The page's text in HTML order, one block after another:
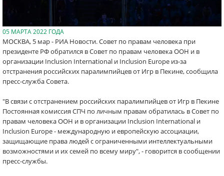
05 МАРТА 2022 ГОДА
МОСКВА, 5 мар - РИА Новости. Совет по правам человека при
президенте РФ обратился в Совет по правам человека ООН и в
организации Inclusion International и Inclusion Europe из-за
отстранения российских паралимпийцев от Игр в Пекине, сообщила
пресс-служба Совета.
"В связи с отстранением российских паралимпийцев от Игр в Пекине
Постоянная комиссия СПЧ по личным правам обратилась в Совет по
правам человека ООН и в организации Inclusion International и
Inclusion Europe - международную и европейскую ассоциации,
защищающие права людей с ограниченными интеллектуальными
возможностями и их семей по всему миру", - говорится в сообщении
пресс-службы.